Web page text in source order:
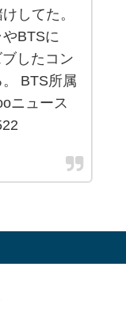
してた。
BTSに
したコン
BTS所属
ニュース